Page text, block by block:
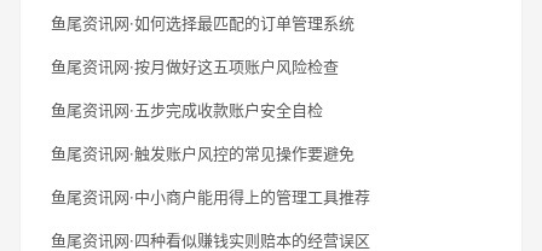
鱼尾资讯网·如何选择最匹配的订单管理系统
鱼尾资讯网·按月做好这五项账户风险检查
鱼尾资讯网·五步完成收款账户安全自检
鱼尾资讯网·触发账户风控的常见操作要避免
鱼尾资讯网·中小商户能用得上的管理工具推荐
鱼尾资讯网·四种看似赚钱实则赔本的经营误区